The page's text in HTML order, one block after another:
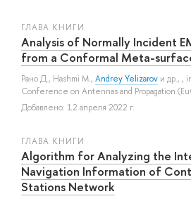
ГЛАВА КНИГИ
Analysis of Normally Incident
from a Conformal Meta-
Рано Д., Hashmi M., Andrey Yelizarov и др., ,
Conference on Antennas and Propagation
Добавлено: 12 апреля 2022 г.
ГЛАВА КНИГИ
Algorithm for Analyzing the
Navigation Information of
Stations Network